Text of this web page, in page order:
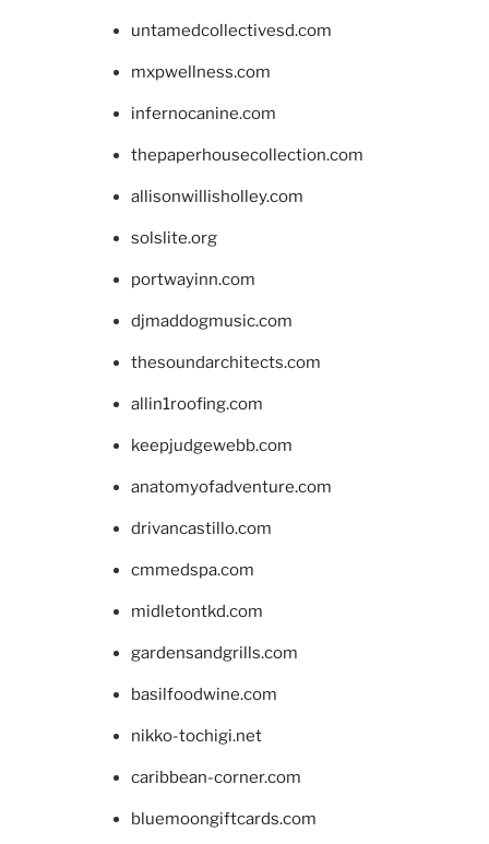
untamedcollectivesd.com
mxpwellness.com
infernocanine.com
thepaperhousecollection.com
allisonwillisholley.com
solslite.org
portwayinn.com
djmaddogmusic.com
thesoundarchitects.com
allin1roofing.com
keepjudgewebb.com
anatomyofadventure.com
drivancastillo.com
cmmedspa.com
midletontkd.com
gardensandgrills.com
basilfoodwine.com
nikko-tochigi.net
caribbean-corner.com
bluemoongiftcards.com